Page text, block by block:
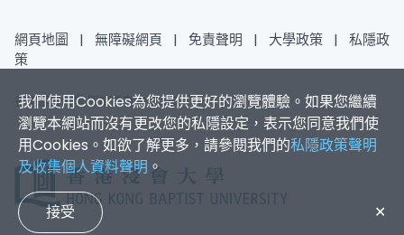
我們使用Cookies為您提供更好的瀏覽體驗。如果您繼續
瀏覽本網站而沒有更改您的私隱設定，表示您同意我們使
用Cookies。如欲了解更多，請參閱我們的私隱政策聲明
及收集個人資料聲明 。
接受 ✕
網頁地圖 | 無障礙網頁 | 免責聲明 | 大學政策 |
私隱政
策
香港浸會大學 版權所有 © 2026